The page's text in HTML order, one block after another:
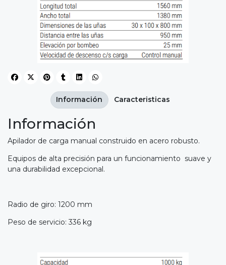
Información
Apilador de carga manual construido en acero robusto.
Equipos de alta precisión para un funcionamiento suave y
una durabilidad excepcional.
Radio de giro: 1200 mm
Peso de servicio: 336 kg
Información Caracteristicas